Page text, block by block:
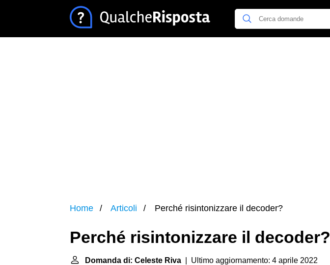
Home Articoli Perché risintonizzare il decoder?
Perché risintonizzare il decoder?
Domanda di: Celeste Riva | Ultimo aggiornamento: 4 aprile 2022